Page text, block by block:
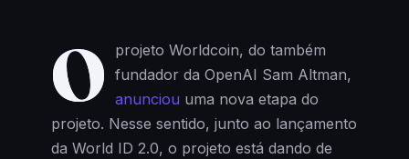
O
projeto Worldcoin, do também
fundador da OpenAI Sam Altman,
anunciouuma nova etapa do
projeto. Nesse sentido, junto ao lançamento
da World ID 2.0, o projeto está dando de